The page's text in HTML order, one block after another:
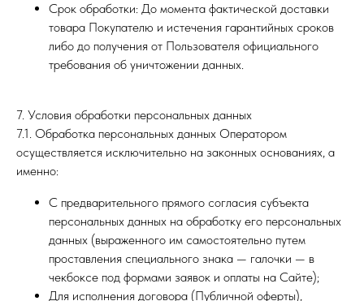
Срок обработки: До момента фактической доставки
товара Покупателю и истечения гарантийных сроков
либо до получения от Пользователя официального
требования об уничтожении данных.
7. Условия обработки персональных данных
7.1. Обработка персональных данных Оператором
осуществляется исключительно на законных основаниях, а
именно:
С предварительного прямого согласия субъекта
персональных данных на обработку его персональных
данных (выраженного им самостоятельно путем
проставления специального знака — галочки — в
чекбоксе под формами заявок и оплаты на Сайте);
Для исполнения договора (Публичной оферты),